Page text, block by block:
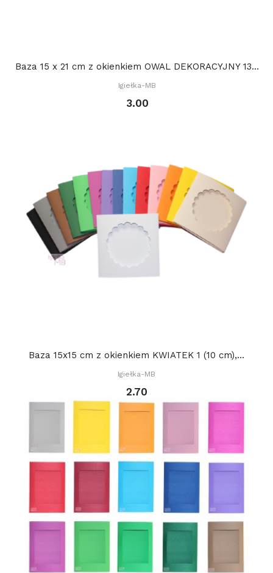
Baza 15 x 21 cm z okienkiem OWAL DEKORACYJNY 13...
Igiełka-MB
3.00
Baza 15x15 cm z okienkiem KWIATEK 1 (10 cm),...
Igiełka-MB
2.70